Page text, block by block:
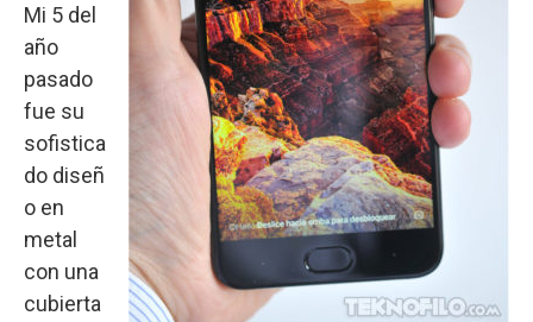
Mi 5 del
año
pasado
fue su
sofistica
do diseñ
o en
metal
con una
cubierta